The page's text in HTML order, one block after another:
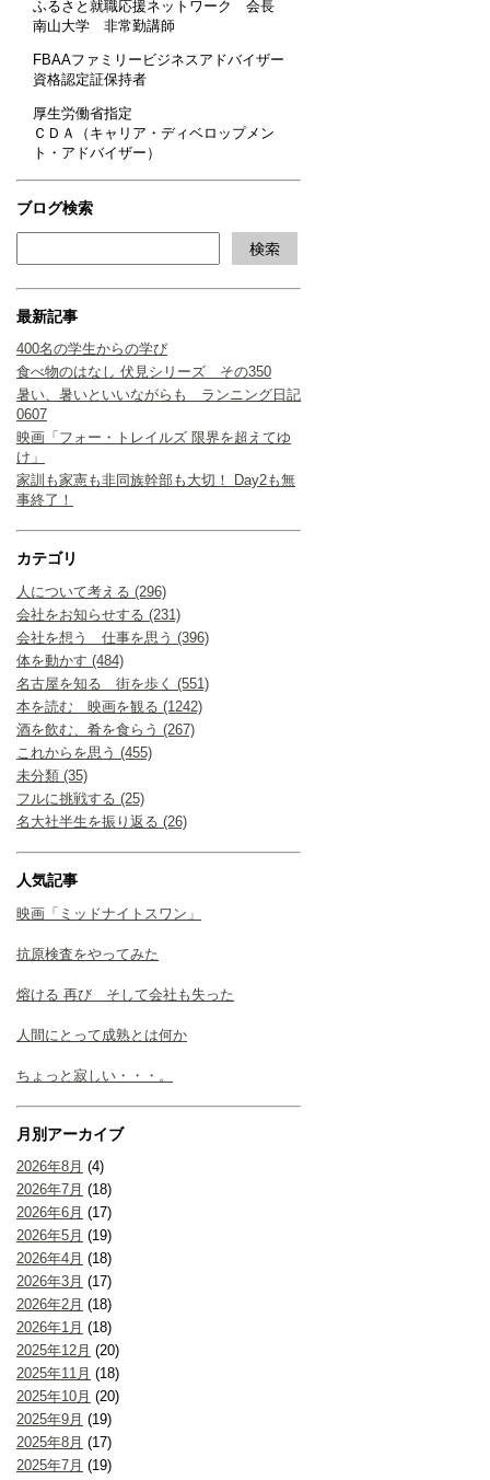
ふるさと就職応援ネットワーク 会長
南山大学 非常勤講師
FBAAファミリービジネスアドバイザー
資格認定証保持者
厚生労働省指定
ＣＤＡ（キャリア・ディベロップメン
ト・アドバイザー）
ブログ検索
最新記事
400名の学生からの学び
食べ物のはなし 伏見シリーズ その350
暑い、暑いといいながらも ランニング日記
0607
映画「フォー・トレイルズ 限界を超えてゆ
け」
家訓も家憲も非同族幹部も大切！ Day2も無
事終了！
カテゴリ
人について考える (296)
会社をお知らせする (231)
会社を想う 仕事を思う (396)
体を動かす (484)
名古屋を知る 街を歩く (551)
本を読む 映画を観る (1242)
酒を飲む、肴を食らう (267)
これからを思う (455)
未分類 (35)
フルに挑戦する (25)
名大社半生を振り返る (26)
人気記事
映画「ミッドナイトスワン」
抗原検査をやってみた
熔ける 再び そして会社も失った
人間にとって成熟とは何か
ちょっと寂しい・・・。
月別アーカイブ
2026年8月 (4)
2026年7月 (18)
2026年6月 (17)
2026年5月 (19)
2026年4月 (18)
2026年3月 (17)
2026年2月 (18)
2026年1月 (18)
2025年12月 (20)
2025年11月 (18)
2025年10月 (20)
2025年9月 (19)
2025年8月 (17)
2025年7月 (19)